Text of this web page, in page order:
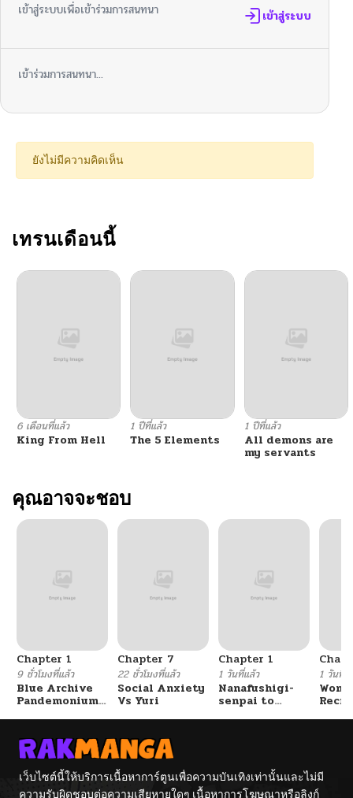
ตอนที่ 3 05/02/2026
04/23/2026
เข้าสู่ระบบเพื่อเข้าร่วมการสนทนา เข้าสู่ระบบ
เข้าร่วมการสนทนา...
ยังไม่มีความคิดเห็น
เทรนเดือนนี้
6 เดือนที่แล้ว
King From Hell
1 ปีที่แล้ว
The 5 Elements
1 ปีที่แล้ว
All demons are
my servants
คุณอาจจะชอบ
Chapter 1
9 ชั่วโมงที่แล้ว
Blue Archive
Pandemonium
Chapter 7
22 ชั่วโมงที่แล้ว
Social Anxiety
Vs Yuri
Chapter 1
1 วันที่แล้ว
Nanafushigi-
senpai to
1 วันที่แ
เว็บไซต์นี้ให้บริการเนื้อหาการ์ตูนเพื่อความบันเทิงเท่านั้นและไม่มี
ความรับผิดชอบต่อความเสียหายใดๆ เนื้อหาการโฆษณาหรือลิงก์